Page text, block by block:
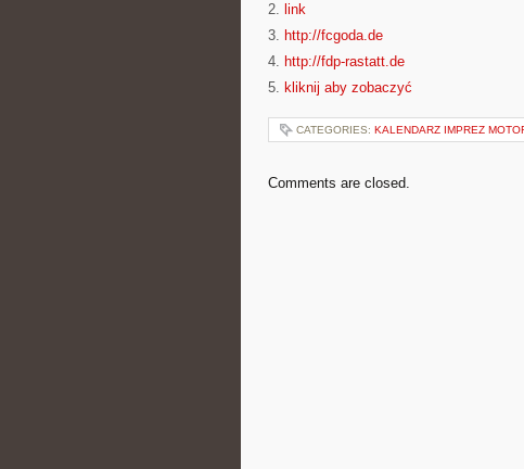
2. link
3. http://fcgoda.de
4. http://fdp-rastatt.de
5. kliknij aby zobaczyć
CATEGORIES: KALENDARZ IMPREZ
Comments are closed.